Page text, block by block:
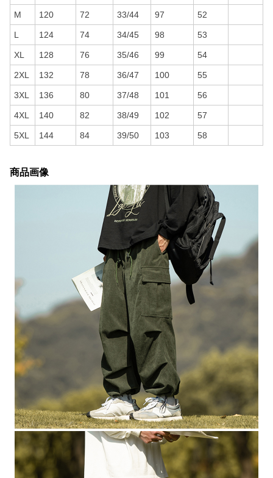
M 120 72 33/44 97 52
L 124 74 34/45 98 53
XL 128 76 35/46 99 54
2XL 132 78 36/47 100 55
3XL 136 80 37/48 101 56
4XL 140 82 38/49 102 57
5XL 144 84 39/50 103 58
商品画像